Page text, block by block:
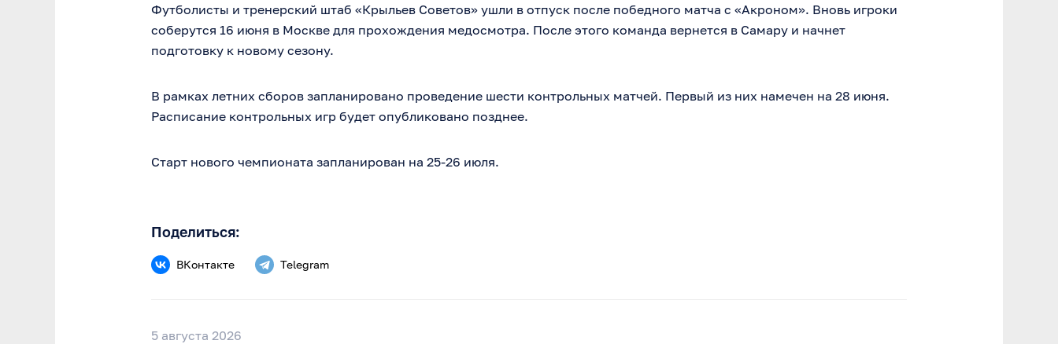
Футболисты и тренерский штаб «Крыльев Советов» ушли в отпуск после победного матча с «Акроном». Вновь игроки
соберутся 16 июня в Москве для прохождения медосмотра. После этого команда вернется в Самару и начнет
подготовку к новому сезону.
В рамках летних сборов запланировано проведение шести контрольных матчей. Первый из них намечен на 28 июня.
Расписание контрольных игр будет опубликовано позднее.
Старт нового чемпионата запланирован на 25-26 июля.
Поделиться:
ВКонтакте Telegram
5 августа 2026